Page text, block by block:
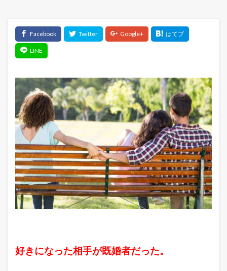
好きになった相手が既婚者だった。